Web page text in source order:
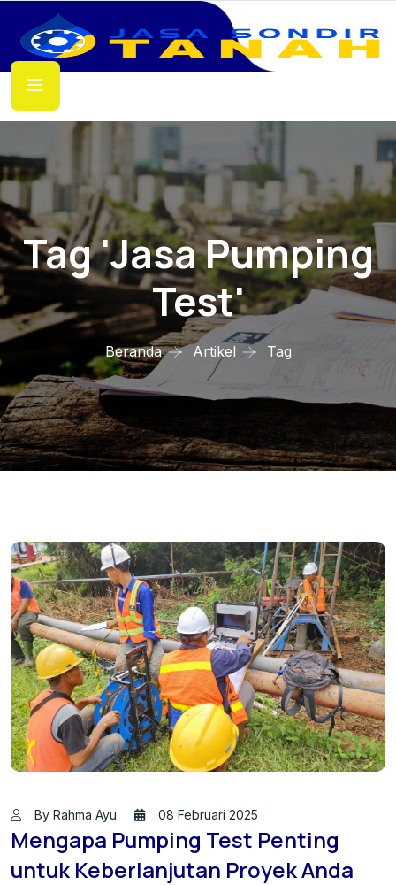
Tag 'jasa Pumping
Test'
Beranda Artikel Tag
By Rahma Ayu 08 Februari 2025
Mengapa Pumping Test Penting
untuk Keberlanjutan Proyek Anda